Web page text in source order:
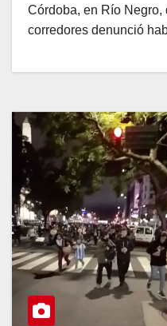
Córdoba, en Río Negro,
corredores denunció